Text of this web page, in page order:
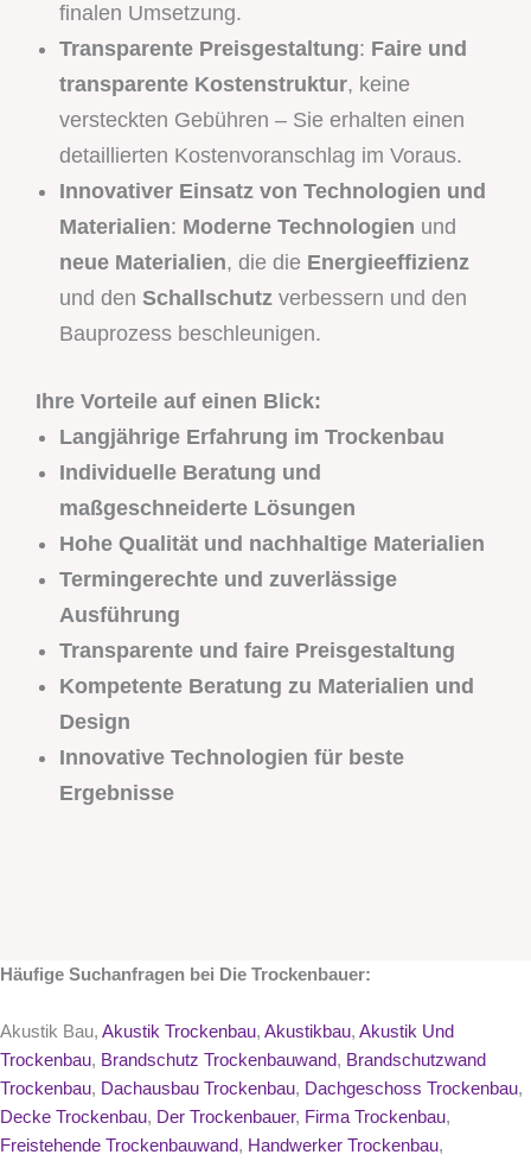
finalen Umsetzung.
Transparente Preisgestaltung: Faire und
transparente Kostenstruktur, keine
versteckten Gebühren – Sie erhalten einen
detaillierten Kostenvoranschlag im Voraus.
Innovativer Einsatz von Technologien und
Materialien: Moderne Technologien und
neue Materialien, die die Energieeffizienz
und den Schallschutz verbessern und den
Bauprozess beschleunigen.
Ihre Vorteile auf einen Blick:
Langjährige Erfahrung im Trockenbau
Individuelle Beratung und
maßgeschneiderte Lösungen
Hohe Qualität und nachhaltige Materialien
Termingerechte und zuverlässige
Ausführung
Transparente und faire Preisgestaltung
Kompetente Beratung zu Materialien und
Design
Innovative Technologien für beste
Ergebnisse
Häufige Suchanfragen bei Die Trockenbauer:
Akustik Bau, Akustik Trockenbau, Akustikbau, Akustik Und
Trockenbau, Brandschutz Trockenbauwand, Brandschutzwand
Trockenbau, Dachausbau Trockenbau, Dachgeschoss Trockenbau,
Decke Trockenbau, Der Trockenbauer, Firma Trockenbau,
Freistehende Trockenbauwand, Handwerker Trockenbau,